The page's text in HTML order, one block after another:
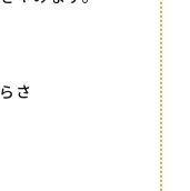
さ